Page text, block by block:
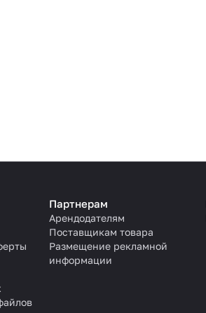
Партнерам
Арендодателям
Поставщикам товара
Размещение рекламной
информации